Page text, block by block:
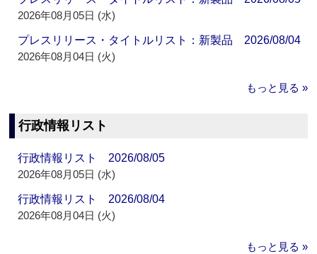
2026年08月05日 (水)
プレスリリース・タイトルリスト：新製品 2026/08/04
2026年08月04日 (火)
もっと見る »
行政情報リスト
行政情報リスト 2026/08/05
2026年08月05日 (水)
行政情報リスト 2026/08/04
2026年08月04日 (火)
もっと見る »